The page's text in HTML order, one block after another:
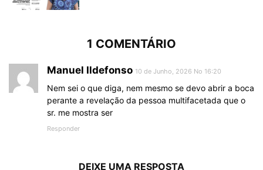
1 COMENTÁRIO
Manuel Ildefonso 10 de Junho, 2026 No 16:20
Nem sei o que diga, nem mesmo se devo abrir a boca
perante a revelação da pessoa multifacetada que o
sr. me mostra ser
Responder
DEIXE UMA RESPOSTA